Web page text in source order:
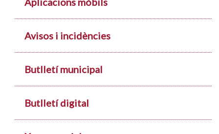
Avisos i incidències
Butlletí municipal
Butlletí digital